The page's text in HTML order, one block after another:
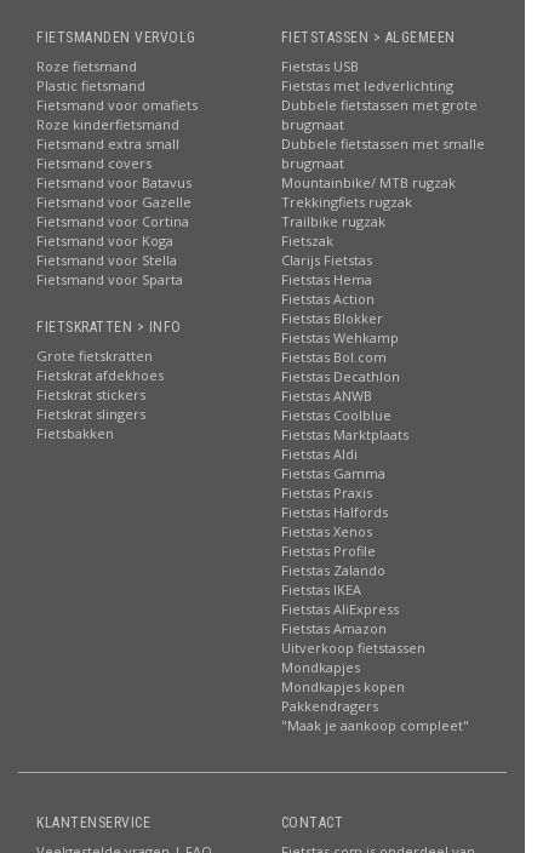
FIETSMANDEN VERVOLG
Roze fietsmand
Plastic fietsmand
Fietsmand voor omafiets
Roze kinderfietsmand
Fietsmand extra small
Fietsmand covers
Fietsmand voor Batavus
Fietsmand voor Gazelle
Fietsmand voor Cortina
Fietsmand voor Koga
Fietsmand voor Stella
Fietsmand voor Sparta
FIETSKRATTEN > INFO
Grote fietskratten
Fietskrat afdekhoes
Fietskrat stickers
Fietskrat slingers
Fietsbakken
FIETSTASSEN > ALGEMEEN
Fietstas USB
Fietstas met ledverlichting
Dubbele fietstassen met grote
brugmaat
Dubbele fietstassen met smalle
brugmaat
Mountainbike/ MTB rugzak
Trekkingfiets rugzak
Trailbike rugzak
Fietszak
Clarijs Fietstas
Fietstas Hema
Fietstas Action
Fietstas Blokker
Fietstas Wehkamp
Fietstas Bol.com
Fietstas Decathlon
Fietstas ANWB
Fietstas Coolblue
Fietstas Marktplaats
Fietstas Aldi
Fietstas Gamma
Fietstas Praxis
Fietstas Halfords
Fietstas Xenos
Fietstas Profile
Fietstas Zalando
Fietstas IKEA
Fietstas AliExpress
Fietstas Amazon
Uitverkoop fietstassen
Mondkapjes
Mondkapjes kopen
Pakkendragers
"Maak je aankoop compleet"
KLANTENSERVICE CONTACT